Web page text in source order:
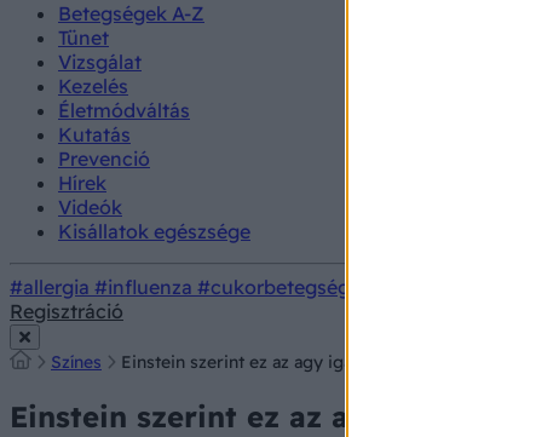
Betegségek A-Z
Tünet
Vizsgálat
Kezelés
Életmódváltás
Kutatás
Prevenció
Hírek
Videók
Kisállatok egészsége
#allergia #influenza #cukorbetegség
Regisztráció
Színes Einstein szerint ez az agy igazi üzemanyaga – pedig
Einstein szerint ez az agy igazi